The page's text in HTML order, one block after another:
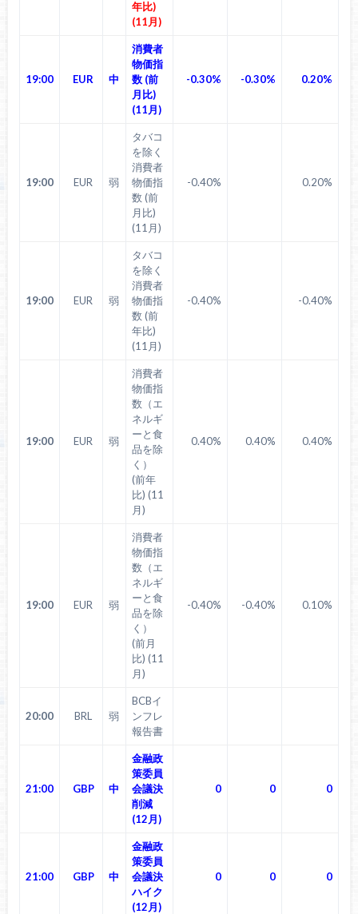
年比)
(11月)
19:00 EUR 中
消費者
物価指
数 (前
月比)
(11月)
-0.30% -0.30% 0.20%
19:00 EUR 弱
タバコ
を除く
消費者
物価指
数 (前
月比)
(11月)
-0.40% 0.20%
19:00 EUR 弱
タバコ
を除く
消費者
物価指
数 (前
年比)
(11月)
-0.40% -0.40%
19:00 EUR 弱
消費者
物価指
数（エ
ネルギ
ーと食
品を除
く）
(前年
比) (11
月)
0.40% 0.40% 0.40%
19:00 EUR 弱
消費者
物価指
数（エ
ネルギ
ーと食
品を除
く）
(前月
比) (11
月)
-0.40% -0.40% 0.10%
20:00 BRL 弱
BCBイ
ンフレ
報告書
21:00 GBP 中
金融政
策委員
会議決
削減
(12月)
0 0 0
21:00 GBP 中
金融政
策委員
会議決
ハイク
(12月)
0 0 0